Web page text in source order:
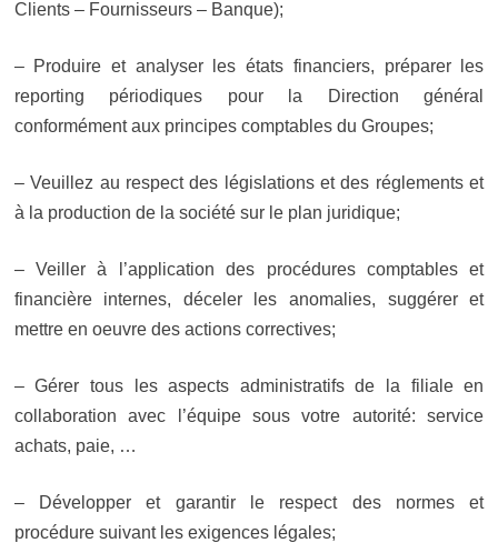
Clients – Fournisseurs – Banque);
– Produire et analyser les états financiers, préparer les
reporting périodiques pour la Direction général
conformément aux principes comptables du Groupes;
– Veuillez au respect des législations et des réglements et
à la production de la société sur le plan juridique;
– Veiller à l’application des procédures comptables et
financière internes, déceler les anomalies, suggérer et
mettre en oeuvre des actions correctives;
– Gérer tous les aspects administratifs de la filiale en
collaboration avec l’équipe sous votre autorité: service
achats, paie, …
– Développer et garantir le respect des normes et
procédure suivant les exigences légales;